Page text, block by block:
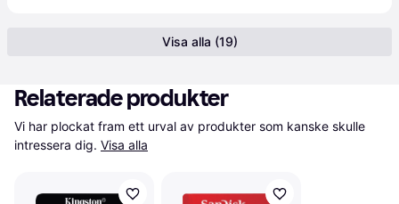
Visa alla (19)
Relaterade produkter
Vi har plockat fram ett urval av produkter som kanske skulle
intressera dig. Visa alla